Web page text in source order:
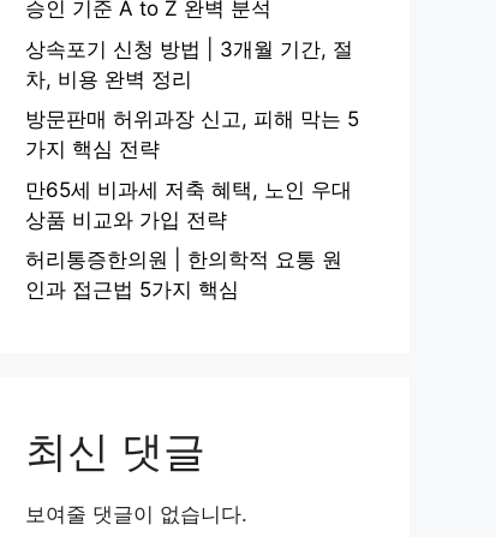
승인 기준 A to Z 완벽 분석
상속포기 신청 방법 | 3개월 기간, 절
차, 비용 완벽 정리
방문판매 허위과장 신고, 피해 막는 5
가지 핵심 전략
만65세 비과세 저축 혜택, 노인 우대
상품 비교와 가입 전략
허리통증한의원 | 한의학적 요통 원
인과 접근법 5가지 핵심
최신 댓글
보여줄 댓글이 없습니다.